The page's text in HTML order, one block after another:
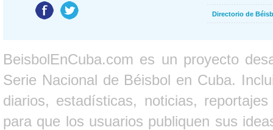
Directorio de
BeisbolEnCuba.com es un proyecto
Serie Nacional de Béisbol en Cuba.
diarios, estadísticas, noticias,
para que los usuarios publiquen sus